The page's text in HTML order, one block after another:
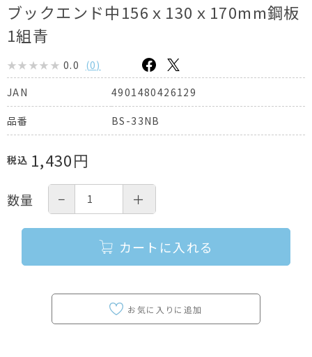
ブックエンド中156ｘ130ｘ170mm鋼板
1組青
0.0 (0)
JAN
4901480426129
品番 BS-33NB
税込 1,430円
数量 − ＋
カートに入れる